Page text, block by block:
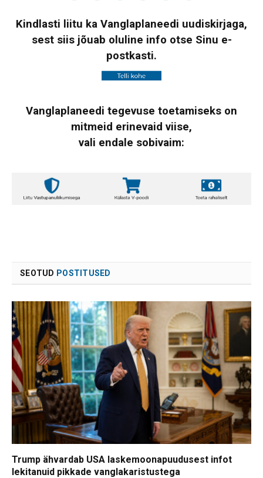
Kindlasti liitu ka Vanglaplaneedi uudiskirjaga,
sest siis jõuab oluline info otse Sinu e-
postkasti.
Vanglaplaneedi tegevuse toetamiseks on
mitmeid erinevaid viise,
vali endale sobivaim:
SEOTUD POSTITUSED
Trump ähvardab USA laskemoonapuudusest infot
lekitanuid pikkade vanglakaristustega